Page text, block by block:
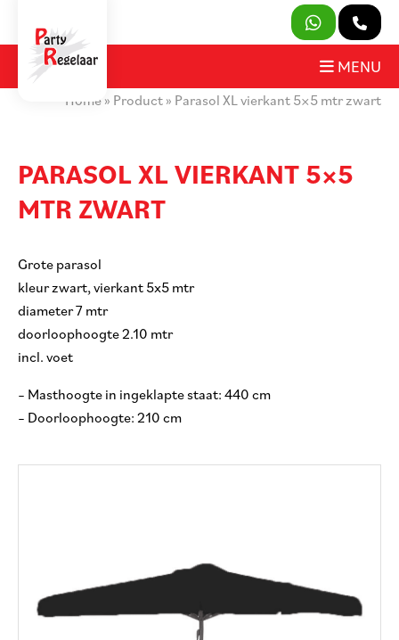
SLUITEN
OVER ONS
HUURVOORWAARDEN
MIJN AANVRAAG
PARTY REGELAAR
MENU
Home » Product » Parasol XL vierkant 5×5 mtr zwart
PARASOL XL VIERKANT 5×5
MTR ZWART
Grote parasol
kleur zwart, vierkant 5x5 mtr
diameter 7 mtr
doorloophoogte 2.10 mtr
incl. voet
– Masthoogte in ingeklapte staat: 440 cm
– Doorloophoogte: 210 cm